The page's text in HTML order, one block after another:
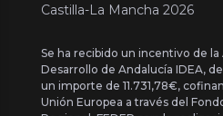
Castilla-La Mancha 2026
Se ha recibido un incentivo de
Desarrollo de Andalucía IDEA,
un importe de 11.731,78€,
Unión Europea a través del